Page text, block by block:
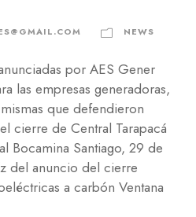
NEWS
por AES Gener
las empresas generadoras,
que defendieron
cierre de Central Tarapacá
Bocamina Santiago, 29 de
del anuncio del cierre
a carbón Ventana